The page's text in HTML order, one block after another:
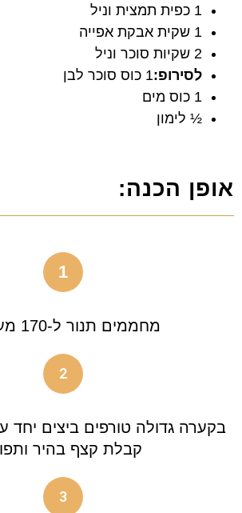
1 כפית תמצית וניל
1 שקית אבקת אפייה
2 שקיות סוכר וניל
לסירופ:1 כוס סוכר לבן
1 כוס מים
½ לימון
אופן הכנה:
1
מחממים תנור ל-170 מעלות.
2
בקערה גדולה טורפים ביצים יחד
קבלת קצף בהיר
3